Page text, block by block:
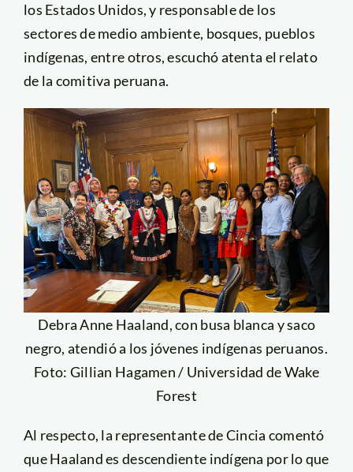
los Estados Unidos, y responsable de los
sectores de medio ambiente, bosques, pueblos
indígenas, entre otros, escuchó atenta el relato
de la comitiva peruana.
Debra Anne Haaland, con busa blanca y saco
negro, atendió a los jóvenes indígenas peruanos.
Foto: Gillian Hagamen / Universidad de Wake
Forest
Al respecto, la representante de Cincia comentó
que Haaland es descendiente indígena por lo que